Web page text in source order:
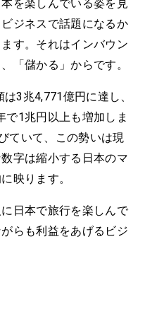
を楽しんでいる姿を見
ジネスで話題になるか
す。それはインバウン
「儲かる」からです。
3兆4,771億円に達し、
1兆円以上も増加しま
ていて、この勢いは現
字は縮小する日本のマ
映ります。
日本で旅行を楽しんで
らも利益をあげるビジ